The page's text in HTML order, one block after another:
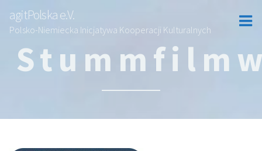
agitPolska e.V.
Polsko-Niemiecka Inicjatywa Kooperacji Kulturalnych